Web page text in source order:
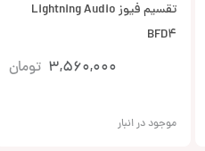
تقسیم فیوز Lightning Audio
BFD4
3,560,000 تومان
موجود در انبار